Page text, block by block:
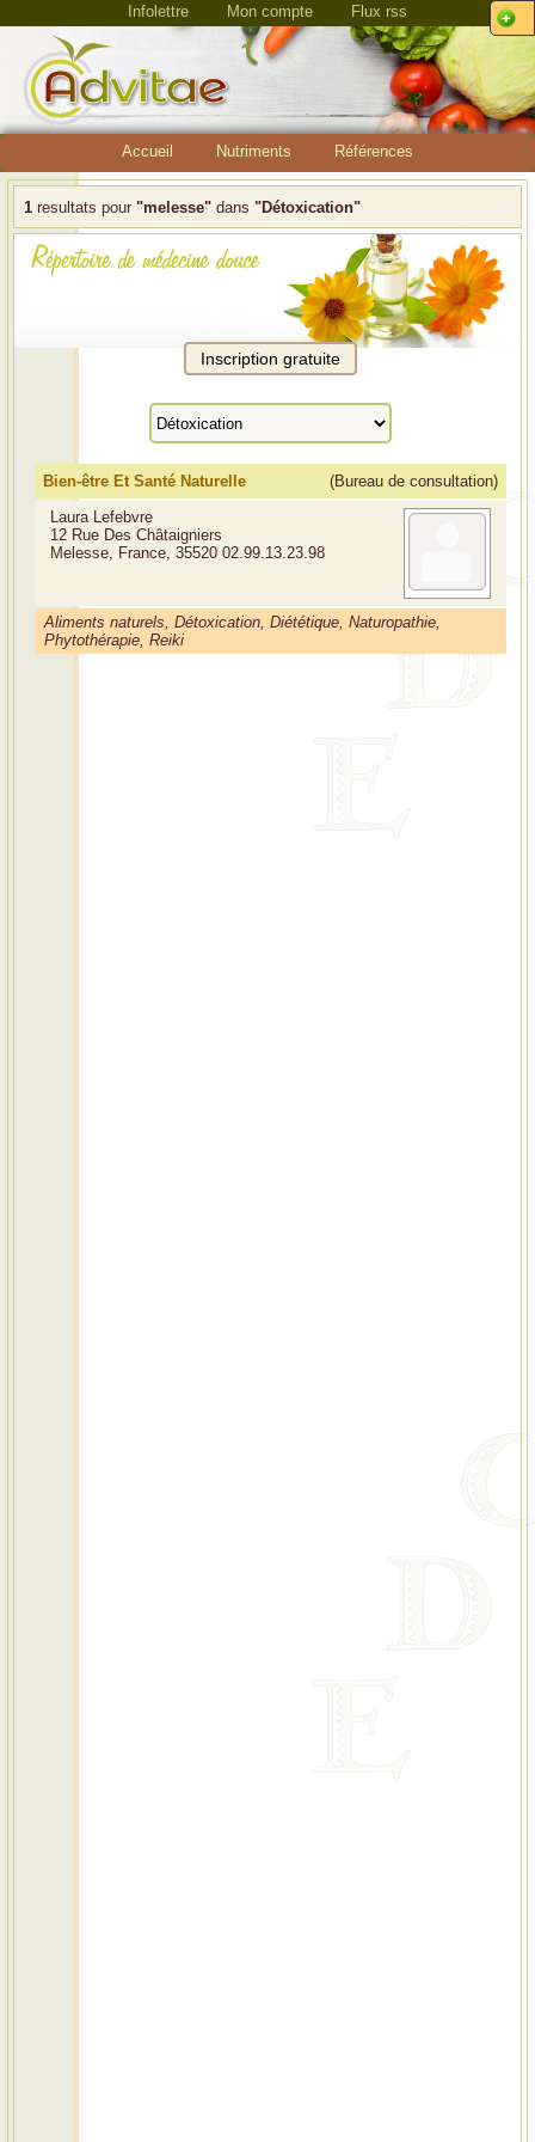
Infolettre Mon compte Flux rss
Accueil Nutriments Références
1 resultats pour "melesse" dans "Détoxication"
Bien-être Et Santé Naturelle
(Bureau de consultation)
Laura Lefebvre
12 Rue Des Châtaigniers
Melesse, France, 35520 02.99.13.23.98
Aliments naturels, Détoxication, Diététique, Naturopathie,
Phytothérapie, Reiki